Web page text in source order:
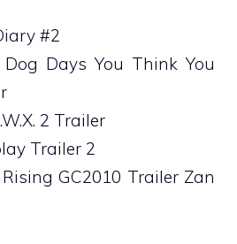
#2
Days You Think You
2 Trailer
Trailer 2
GC2010 Trailer Zan